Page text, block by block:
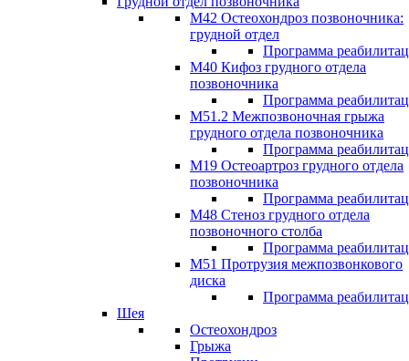
М42 Остеохондроз позвоночника:
грудной отдел
Программа
М40 Кифоз грудного отдела
позвоночника
Программа
M51.2 Межпозвоночная грыжа
грудного отдела позвоночника
Программа
М19 Остеоартроз грудного отдела
позвоночника
Программа
M48 Стеноз грудного отдела
позвоночного столба
Программа
М51 Протрузия межпозвонкового
диска
Программа
Шея
Остеохондроз
Грыжа